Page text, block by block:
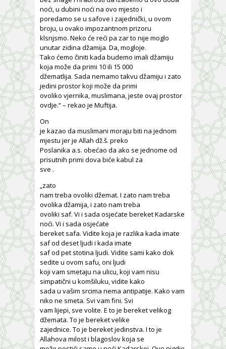
noći, u dubini noći na ovo mjesto i
poredamo se u safove i zajednički, u ovom
broju, u ovako impozantnom prizoru
klsnjsmo. Neko će reći pa zar to nije moglo
unutar zidina džamija. Da, mogloje.
Tako ćemo činiti kada budemo imali džamiju
koja može da primi 10 ili 15 000
džematlija. Sada nemamo takvu džamiju i zato
jedini prostor koji može da primi
ovoliko vjernika, muslimana, jeste ovaj prostor
ovdje.“ – rekao je Muftija.
On
je kazao da muslimani moraju biti na jednom
mjestu jer je Allah dž.š. preko
Poslanika a.s. obećao da ako se jednome od
prisutnih primi dova biće kabul za
sve .
„zato
nam treba ovoliki džemat. I zato nam treba
ovolika džamija, i zato nam treba
ovoliki saf. Vi i sada osjećate bereket Kadarske
noći. Vi i sada osjećate
bereket safa. Vidite koja je razlika kada imate
saf od deset ljudi i kada imate
saf od pet stotina ljudi. Vidite sami kako dok
sedite u ovom safu, oni ljudi
koji vam smetaju na ulicu, koji vam nisu
simpatični u komšiluku, vidite kako
sada u vašim srcima nema antipatije. Kako vam
niko ne smeta. Svi vam fini. Svi
vam lijepi, sve volite. E to je bereket velikog
džemata. To je bereket velike
zajednice. To je bereket jedinstva. I to je
Allahova milost i blagoslov koja se